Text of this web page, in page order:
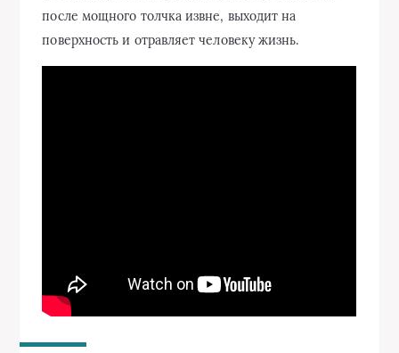
после мощного толчка извне, выходит на
поверхность и отравляет человеку жизнь.